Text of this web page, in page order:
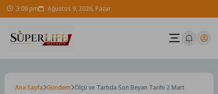
Skip 3:09 pm Ağustos 9, 2026, Pazar
Ana Sayfa Gündem Ölçü ve Tartıda Son Beyan Tarihi 2 Mart